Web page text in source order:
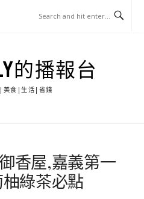
的播報台
食|生活|省錢
香屋,嘉義第一
綠茶必點